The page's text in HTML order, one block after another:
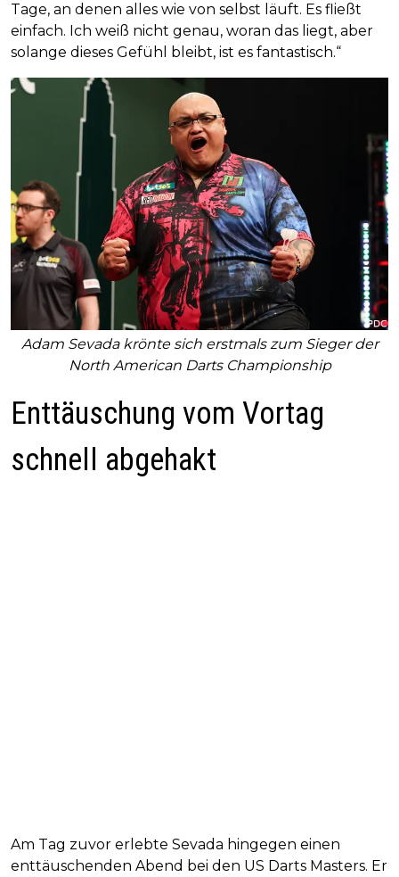
Tage, an denen alles wie von selbst läuft. Es fließt
einfach. Ich weiß nicht genau, woran das liegt, aber
solange dieses Gefühl bleibt, ist es fantastisch.“
Adam Sevada krönte sich erstmals zum Sieger der
North American Darts Championship
Enttäuschung vom Vortag
schnell abgehakt
Am Tag zuvor erlebte Sevada hingegen einen
enttäuschenden Abend bei den US Darts Masters. Er